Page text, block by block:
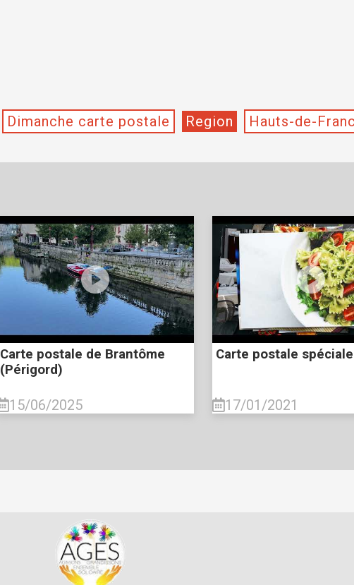
Dimanche carte postale Region Hauts-de-
Carte postale de Brantôme
(Périgord)
15/06/2025
Carte postale
17/01/2021